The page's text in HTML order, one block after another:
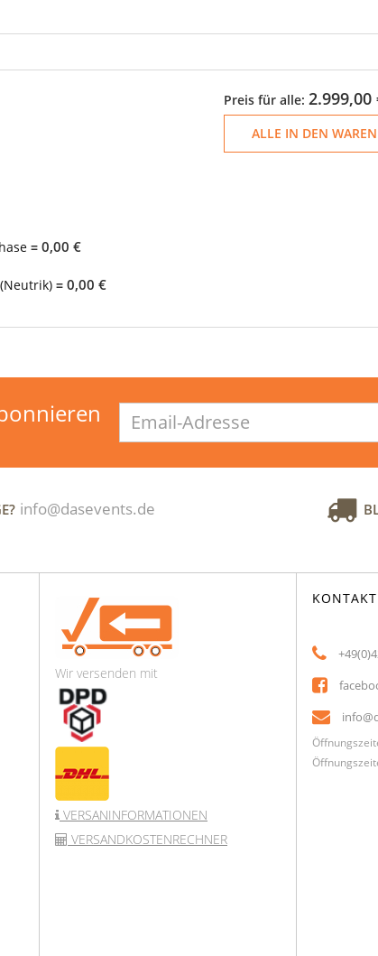
Preis für alle: 2.999,00
ALLE IN DEN
= 0,00 €
= 0,00 €
Adresse
info@dasevents.de
Wir versenden mit
VERSANINFORMATIONEN
VERSANDKOSTENRECHNER
KONTAKT